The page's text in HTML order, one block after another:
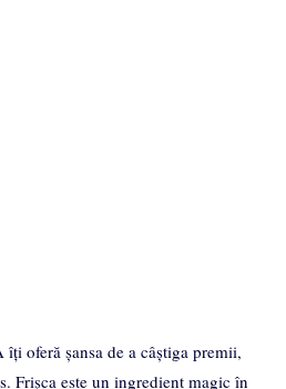
oferă șansa de a câștiga premii,
Frișca este un ingredient magic în